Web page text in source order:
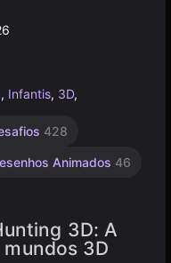
, Infantis, 3D,
428
Animados 46
3D: A
3D